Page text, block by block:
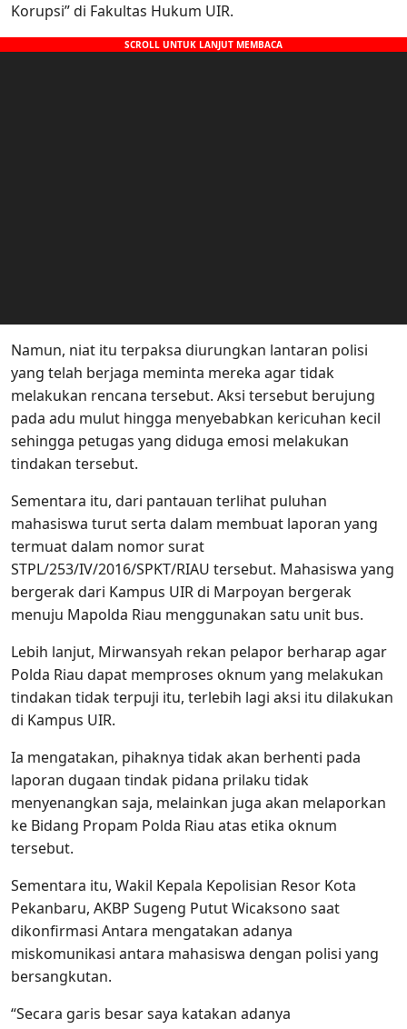
Korupsi” di Fakultas Hukum UIR.
Namun, niat itu terpaksa diurungkan lantaran polisi
yang telah berjaga meminta mereka agar tidak
melakukan rencana tersebut. Aksi tersebut berujung
pada adu mulut hingga menyebabkan kericuhan kecil
sehingga petugas yang diduga emosi melakukan
tindakan tersebut.
Sementara itu, dari pantauan terlihat puluhan
mahasiswa turut serta dalam membuat laporan yang
termuat dalam nomor surat
STPL/253/IV/2016/SPKT/RIAU tersebut. Mahasiswa yang
bergerak dari Kampus UIR di Marpoyan bergerak
menuju Mapolda Riau menggunakan satu unit bus.
Lebih lanjut, Mirwansyah rekan pelapor berharap agar
Polda Riau dapat memproses oknum yang melakukan
tindakan tidak terpuji itu, terlebih lagi aksi itu dilakukan
di Kampus UIR.
Ia mengatakan, pihaknya tidak akan berhenti pada
laporan dugaan tindak pidana prilaku tidak
menyenangkan saja, melainkan juga akan melaporkan
ke Bidang Propam Polda Riau atas etika oknum
tersebut.
Sementara itu, Wakil Kepala Kepolisian Resor Kota
Pekanbaru, AKBP Sugeng Putut Wicaksono saat
dikonfirmasi Antara mengatakan adanya
miskomunikasi antara mahasiswa dengan polisi yang
bersangkutan.
“Secara garis besar saya katakan adanya